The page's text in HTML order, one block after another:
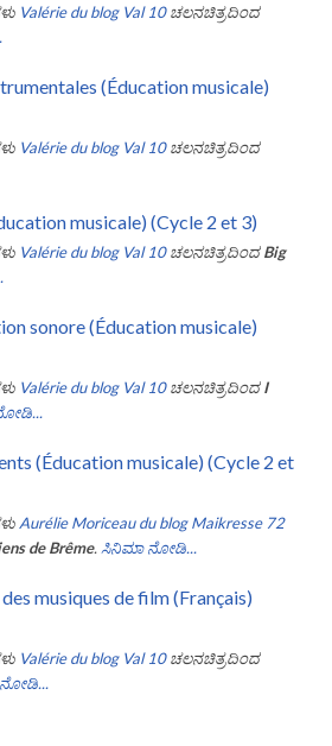
Valérie du blog Val 10 ಚಲನಚಿತ್ರದಿಂದ
(Éducation musicale)
Valérie du blog Val 10 ಚಲನಚಿತ್ರದಿಂದ
musicale) (Cycle 2 et 3)
Valérie du blog Val 10 ಚಲನಚಿತ್ರದಿಂದ Big
sonore (Éducation musicale)
Valérie du blog Val 10 ಚಲನಚಿತ್ರದಿಂದ I
(Éducation musicale) (Cycle 2 et
Aurélie Moriceau du blog Maikresse 72
de Brême. ಸಿನಿಮಾ ನೋಡಿ...
musiques de film (Français)
Valérie du blog Val 10 ಚಲನಚಿತ್ರದಿಂದ